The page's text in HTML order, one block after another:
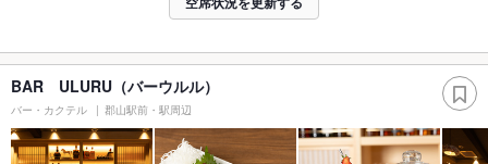
BAR ULURU（バーウルル）
バー・カクテル 郡山駅前・駅周辺